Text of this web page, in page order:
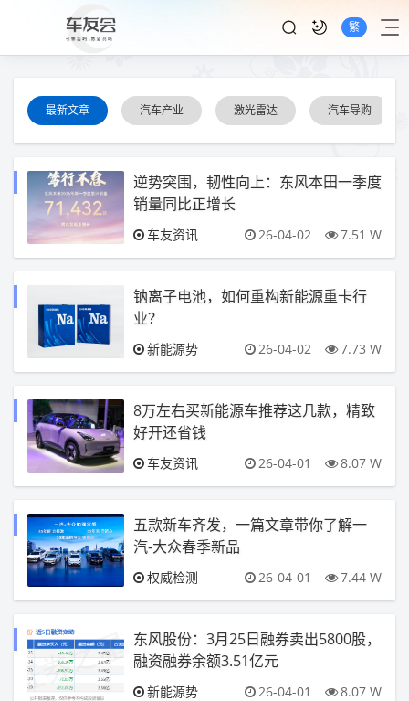
繁
最新文章 汽车产业 激光雷达 汽车导购
逆势突围，韧性向上：东风本田一季度
销量同比正增长
车友资讯 26-04-02 7.51 W
钠离子电池，如何重构新能源重卡行
业？
新能源势 26-04-02 7.73 W
8万左右买新能源车推荐这几款，精致
好开还省钱
车友资讯 26-04-01 8.07 W
五款新车齐发，一篇文章带你了解一
汽-大众春季新品
权威检测 26-04-01 7.44 W
东风股份：3月25日融券卖出5800股，
融资融券余额3.51亿元
新能源势 26-04-01 8.07 W